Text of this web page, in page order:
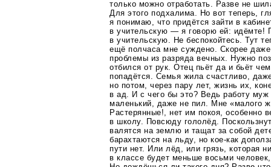
только можно отработать. Разве не
Для этого подхалима. Но вот теперь,
я понимаю, что придётся зайти в
в учительскую — я говорю ей: идёмте!
в учительскую. Не беспокойтесь. Тут
ещё полчаса мне суждено. Скорее
проблемы из разряда вечных. Нужно
отбился от рук. Отец пьёт да и бьёт
попадётся. Семья жила счастливо,
но потом, через пару лет, жизнь их,
в ад. И с чего бы это? Ведь работу
маленький, даже не пил. Мне «малого
Растерянные!, нет им покоя, особенно
в школу. Повсюду гололёд.
валятся на землю и тащат за собой
барахтаются на льду, нокое-как
пути нет. Или лёд, или грязь, которая
в классе будет меньше восьми